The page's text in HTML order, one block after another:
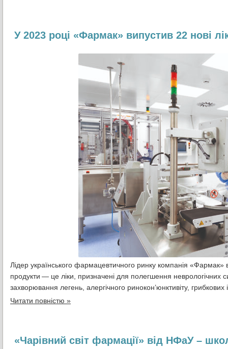
У 2023 році «Фармак» випустив 22 нові
Лідер українського фармацевтичного ринку компанія «Фармак»
продукти — це ліки, призначені для полегшення неврологічних
захворювання легень, алергічного ринокон’юнктивіту,
Читати повністю »
«Чарівний світ фармації» від НФаУ –